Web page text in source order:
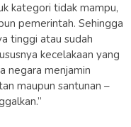
kategori tidak mampu,
pemerintah. Sehingga
tinggi atau sudah
kecelakaan yang
negara menjamin
maupun santunan –